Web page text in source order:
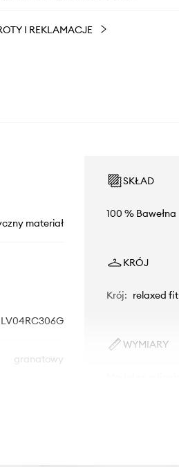
I REKLAMACJE
materiał
LV04RC306G
granatowy
SKŁAD
100 % Bawełna
KRÓJ
Krój: relaxed fit
WYMIARY